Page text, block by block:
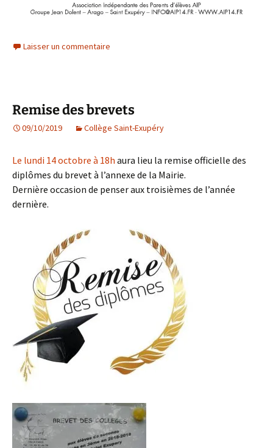
Laisser un commentaire
Remise des brevets
09/10/2019 Collège Saint-Exupéry
Le lundi 14 octobre à 18h aura lieu la remise officielle des
diplômes du brevet à l’annexe de la Mairie.
Dernière occasion de penser aux troisièmes de l’année
dernière.